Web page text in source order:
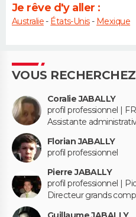
Je rêve d'y aller :
Australie- États-Unis- Mexique
VOUS
Coralie JABALLY
profil professionnel |
Assistante
Florian JABALLY
profil professionnel
Pierre JABALLY
profil professionnel |
Directeur grands